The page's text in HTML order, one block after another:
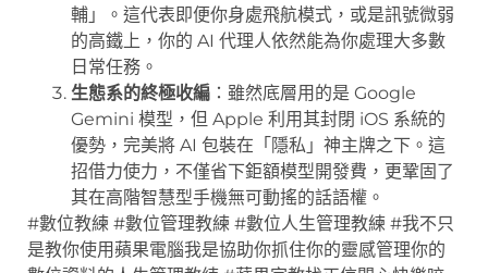
輔」。這代表即便你身處飛航模式，或是訊號微弱
的高鐵上，你的 AI 代理人依然能為你處理大多數
日常任務。
生態系的終極收編 ：雖然底層用的是 Google
Gemini 模型，但 Apple 利用其封閉 iOS 系統的
優勢，完美將 AI 包裝在「隱私」神主牌之下。這
招借力使力，不僅省下鉅額模型開發費，更鞏固了
其在高階智慧型手機無可動搖的話語權。
#數位教練 #數位管理教練 #數位人生管理教練 #我不只
是教你使用蘋果電腦我是協助你抓住你的靈感管理你的